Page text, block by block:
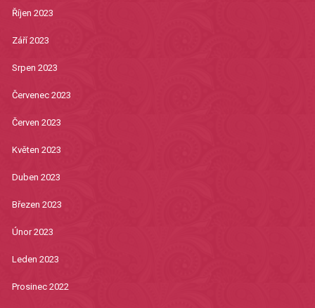
Říjen 2023
Září 2023
Srpen 2023
Červenec 2023
Červen 2023
Květen 2023
Duben 2023
Březen 2023
Únor 2023
Leden 2023
Prosinec 2022